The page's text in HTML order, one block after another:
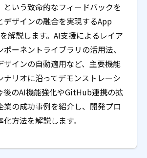
という致命的なフィードバックを
デザインの融合を実現するApp
解説します。AI支援によるレイア
ーネントライブラリの活用法、
ザインの自動適用など、主要機能
ナリオに沿ってデモンストレーシ
後のAI機能強化やGitHub連携の拡
業の成功事例を紹介し、開発プロ
方法を解説します。